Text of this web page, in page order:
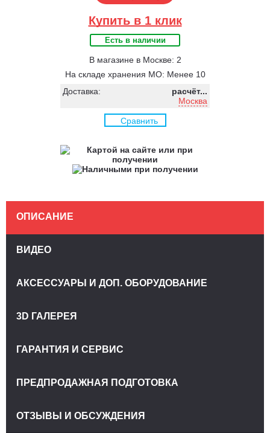
Купить в 1 клик
Есть в наличии
В магазине в Москве: 2
На складе хранения МО: Менее 10
Доставка:
расчёт...
Москва
Сравнить
ОПИСАНИЕ
ВИДЕО
АКСЕССУАРЫ И ДОП. ОБОРУДОВАНИЕ
3D ГАЛЕРЕЯ
ГАРАНТИЯ И СЕРВИС
ПРЕДПРОДАЖНАЯ ПОДГОТОВКА
ОТЗЫВЫ И ОБСУЖДЕНИЯ